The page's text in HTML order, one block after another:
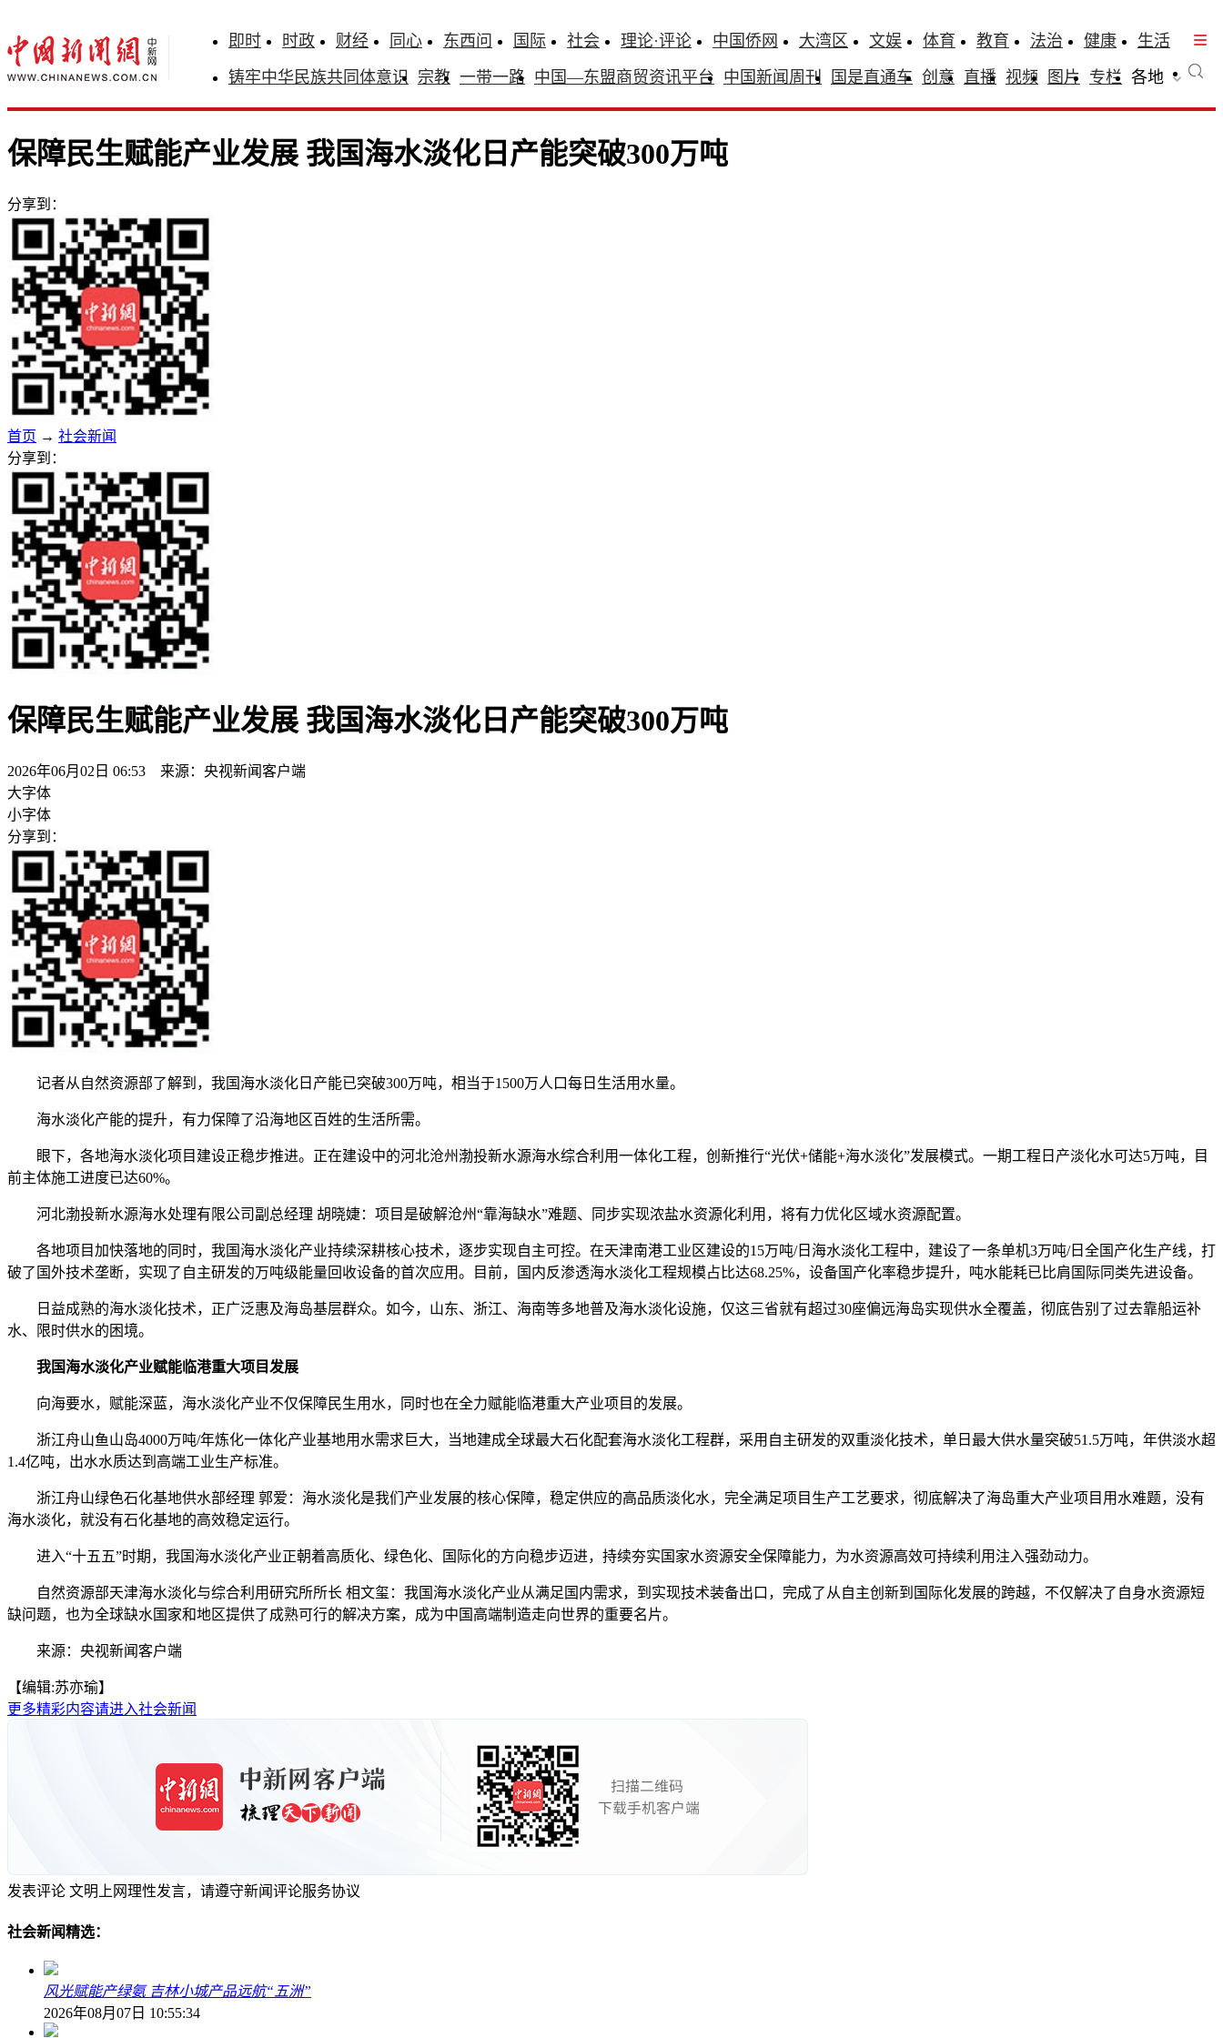
即时 时政 财经 同心 东西问 国际 社会 理论·评论 中国侨网 大湾区 文娱 体育 教育 法治 健康
生活
铸牢中华民族共同体意识 宗教 一带一路 中国—东盟商贸资讯平台 中国新闻周刊 国是直通车 创意 直播 视频 图片 专栏 各地
保障民生赋能产业发展 我国海水淡化日产能突破300万吨
分享到：
首页 → 社会新闻
分享到：
保障民生赋能产业发展 我国海水淡化日产能突破300万吨
2026年06月02日 06:53 来源：央视新闻客户端
大字体
小字体
分享到：
记者从自然资源部了解到，我国海水淡化日产能已突破300万吨，相当于1500万人口每日生活用水量。
海水淡化产能的提升，有力保障了沿海地区百姓的生活所需。
眼下，各地海水淡化项目建设正稳步推进。正在建设中的河北沧州渤投新水源海水综合利用一体化工程，创新推行“光伏+储能+海水淡化”发展模式。一期工程日产淡化水可达5万吨，目
前主体施工进度已达60%。
河北渤投新水源海水处理有限公司副总经理 胡晓婕：项目是破解沧州“靠海缺水”难题、同步实现浓盐水资源化利用，将有力优化区域水资源配置。
各地项目加快落地的同时，我国海水淡化产业持续深耕核心技术，逐步实现自主可控。在天津南港工业区建设的15万吨/日海水淡化工程中，建设了一条单机3万吨/日全国产化生产线，打
破了国外技术垄断，实现了自主研发的万吨级能量回收设备的首次应用。目前，国内反渗透海水淡化工程规模占比达68.25%，设备国产化率稳步提升，吨水能耗已比肩国际同类先进设备。
日益成熟的海水淡化技术，正广泛惠及海岛基层群众。如今，山东、浙江、海南等多地普及海水淡化设施，仅这三省就有超过30座偏远海岛实现供水全覆盖，彻底告别了过去靠船运补
水、限时供水的困境。
我国海水淡化产业赋能临港重大项目发展
向海要水，赋能深蓝，海水淡化产业不仅保障民生用水，同时也在全力赋能临港重大产业项目的发展。
浙江舟山鱼山岛4000万吨/年炼化一体化产业基地用水需求巨大，当地建成全球最大石化配套海水淡化工程群，采用自主研发的双重淡化技术，单日最大供水量突破51.5万吨，年供淡水超
1.4亿吨，出水水质达到高端工业生产标准。
浙江舟山绿色石化基地供水部经理 郭爱：海水淡化是我们产业发展的核心保障，稳定供应的高品质淡化水，完全满足项目生产工艺要求，彻底解决了海岛重大产业项目用水难题，没有
海水淡化，就没有石化基地的高效稳定运行。
进入“十五五”时期，我国海水淡化产业正朝着高质化、绿色化、国际化的方向稳步迈进，持续夯实国家水资源安全保障能力，为水资源高效可持续利用注入强劲动力。
自然资源部天津海水淡化与综合利用研究所所长 相文玺：我国海水淡化产业从满足国内需求，到实现技术装备出口，完成了从自主创新到国际化发展的跨越，不仅解决了自身水资源短
缺问题，也为全球缺水国家和地区提供了成熟可行的解决方案，成为中国高端制造走向世界的重要名片。
来源：央视新闻客户端
【编辑:苏亦瑜】
更多精彩内容请进入社会新闻
发表评论 文明上网理性发言，请遵守新闻评论服务协议
社会新闻精选：
风光赋能产绿氨 吉林小城产品远航“五洲”
2026年08月07日 10:55:34